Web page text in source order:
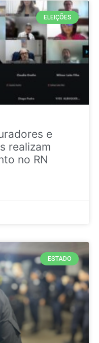
ELEIÇÕES
e
realizam
no RN
ESTADO